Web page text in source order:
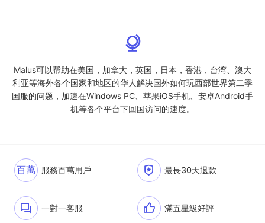
Malus可以帮助在美国，加拿大，英国，日本，香港，台湾、澳大
利亚等海外各个国家和地区的华人解决国外如何玩西部世界第二季
国服的问题，加速在Windows PC、苹果iOS手机、安卓Android手
机等各个平台下回国访问的速度。
百萬 服務百萬用戶 最長30天退款
一對一客服 滿五星級好評